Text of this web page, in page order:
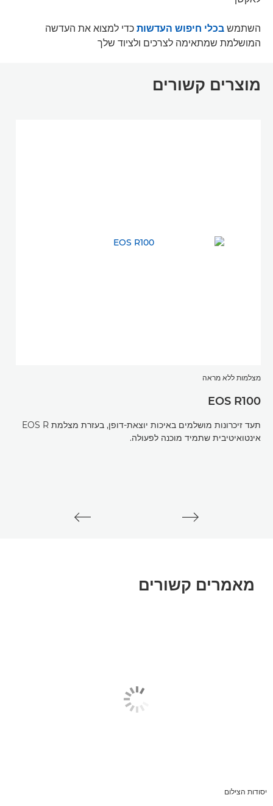
השתמש בכלי חיפוש העדשות כדי למצוא את העדשה
המושלמת שמתאימה לצרכים ולציוד שלך
מוצרים קשורים
מצלמות ללא מראה
EOS R100
תעד זיכרונות מושלמים באיכות יוצאת-דופן, בעזרת מצלמת EOS R
אינטואיטיבית שתמיד מוכנה לפעולה.
מאמרים קשורים
יסודות הצילום